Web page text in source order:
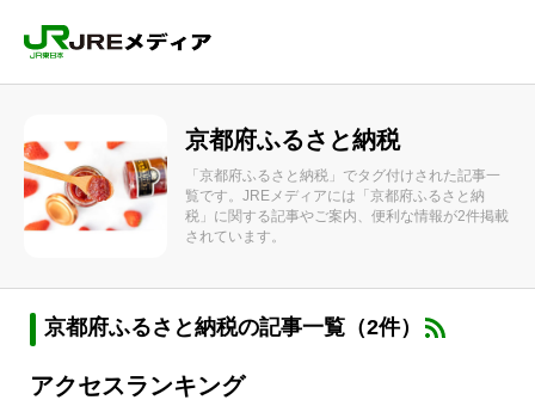
京都府ふるさと納税
「京都府ふるさと納税」でタグ付けされた記事一
覧です。JREメディアには「京都府ふるさと納
税」に関する記事やご案内、便利な情報が2件掲載
されています。
京都府ふるさと納税の記事一覧（2件）
アクセスランキング